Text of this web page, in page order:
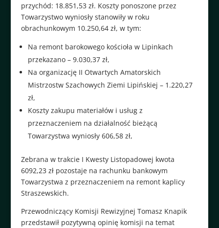
przychód: 18.851,53 zł. Koszty ponoszone przez
Towarzystwo wyniosły stanowiły w roku
obrachunkowym 10.250,64 zł, w tym:
Na remont barokowego kościoła w Lipinkach
przekazano – 9.030,37 zł,
Na organizację II Otwartych Amatorskich
Mistrzostw Szachowych Ziemi Lipińskiej – 1.220,27
zł,
Koszty zakupu materiałów i usług z
przeznaczeniem na działalność bieżącą
Towarzystwa wyniosły 606,58 zł,
Zebrana w trakcie I Kwesty Listopadowej kwota
6092,23 zł pozostaje na rachunku bankowym
Towarzystwa z przeznaczeniem na remont kaplicy
Straszewskich.
Przewodniczący Komisji Rewizyjnej Tomasz Knapik
przedstawił pozytywną opinię komisji na temat